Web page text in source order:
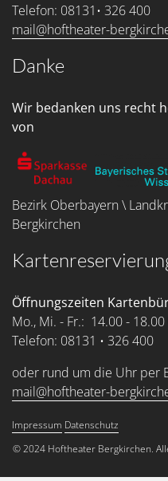
Telefon: 08131• 326 400
mail@hoftheater-
Danke
Wir bedanken uns recht
von
Bezirk Oberbayern \
Bergkirchen
Öffnungszeiten
Mo., Mi. - Fr.: 14.00 -
Telefon: 08131 • 326 400
oder rund um die Uhr per
mail@hoftheater-
Service Menu
Impressum Datenschutz
© 2024 Hoftheater Bergkirchen.